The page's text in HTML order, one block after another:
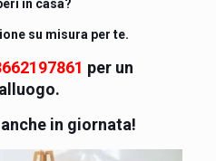
in casa?
su misura per te.
per un
in giornata!